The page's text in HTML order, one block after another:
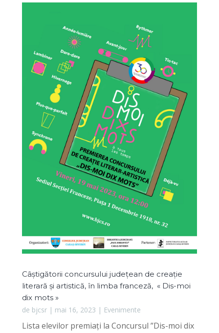
Câștigătorii concursului județean de creație
literară și artistică, în limba franceză, « Dis-moi
dix mots »
de bjcsr| mai 16, 2023 | Evenimente
Lista elevilor premiați la Concursul ”Dis-moi dix